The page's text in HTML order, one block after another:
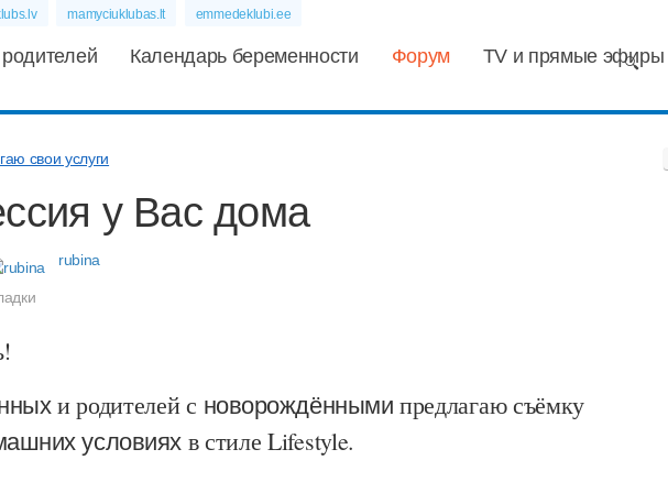
mamyciuklubas.lt emmedeklubi.ee
Календарь беременности Форум TV и прямые эфиры
свои услуги
у Вас дома
rubina
и родителей с новорождёнными предлагаю съёмку
условияхв стиле Lifestyle.